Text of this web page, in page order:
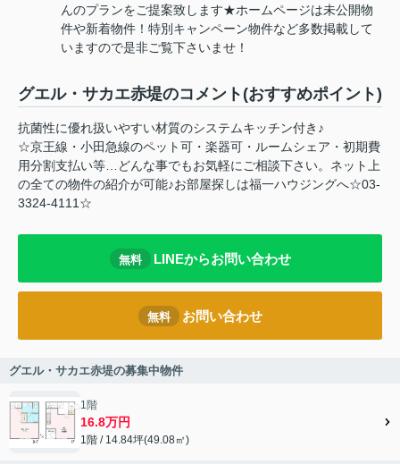
んのプランをご提案致します★ホームページは未公開物
件や新着物件！特別キャンペーン物件など多数掲載して
いますので是非ご覧下さいませ！
グエル・サカエ赤堤のコメント(おすすめポイント)
抗菌性に優れ扱いやすい材質のシステムキッチン付き♪
☆京王線・小田急線のペット可・楽器可・ルームシェア・初期費
用分割支払い等…どんな事でもお気軽にご相談下さい。ネット上
の全ての物件の紹介が可能♪お部屋探しは福一ハウジングへ☆03-
3324-4111☆
無料 LINEからお問い合わせ
無料 お問い合わせ
グエル・サカエ赤堤の募集中物件
1階
16.8万円
1階 / 14.84坪(49.08㎡)